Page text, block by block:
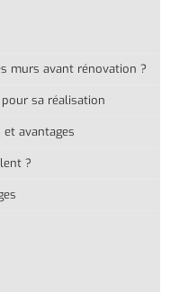
murs avant rénovation ?
sa réalisation
avantages
?